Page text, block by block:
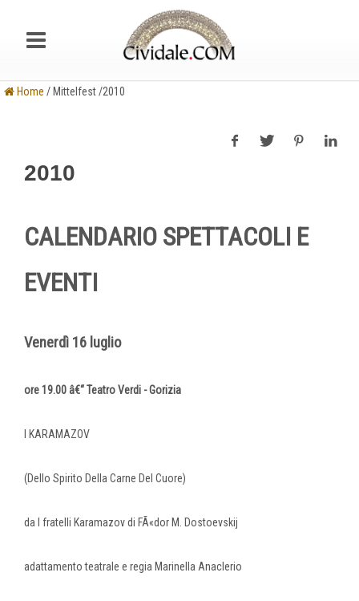
Home / Mittelfest /2010
2010
CALENDARIO SPETTACOLI E
EVENTI
Venerdì 16 luglio
ore 19.00 â€“ Teatro Verdi - Gorizia
I KARAMAZOV
(Dello Spirito Della Carne Del Cuore)
da I fratelli Karamazov di FÃ«dor M. Dostoevskij
adattamento teatrale e regia Marinella Anaclerio